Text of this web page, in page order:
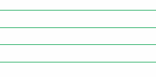
l’essència de 9Assessors.